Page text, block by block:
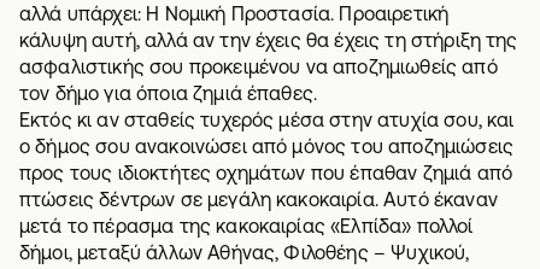
αλλά υπάρχει: Η Νομική Προστασία. Προαιρετική
κάλυψη αυτή, αλλά αν την έχεις θα έχεις τη στήριξη της
ασφαλιστικής σου προκειμένου να αποζημιωθείς από
τον δήμο για όποια ζημιά έπαθες.
Εκτός κι αν σταθείς τυχερός μέσα στην ατυχία σου, και
ο δήμος σου ανακοινώσει από μόνος του αποζημιώσεις
προς τους ιδιοκτήτες οχημάτων που έπαθαν ζημιά από
πτώσεις δέντρων σε μεγάλη κακοκαιρία. Αυτό έκαναν
μετά το πέρασμα της κακοκαιρίας «Ελπίδα» πολλοί
δήμοι, μεταξύ άλλων Αθήνας, Φιλοθέης – Ψυχικού,